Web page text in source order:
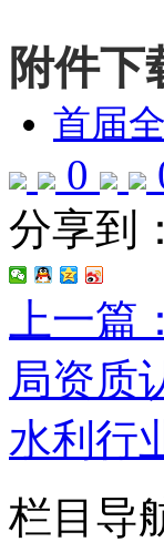
附件下
首届
0
分享到：
上一
局资质
水利行
栏目导